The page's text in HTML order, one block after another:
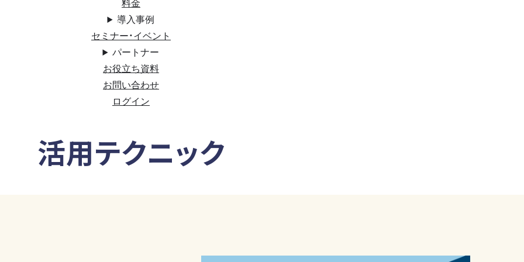
導入事例
セミナー・イベント
パートナー
お役立ち資料
お問い合わせ
ログイン
活用テクニック